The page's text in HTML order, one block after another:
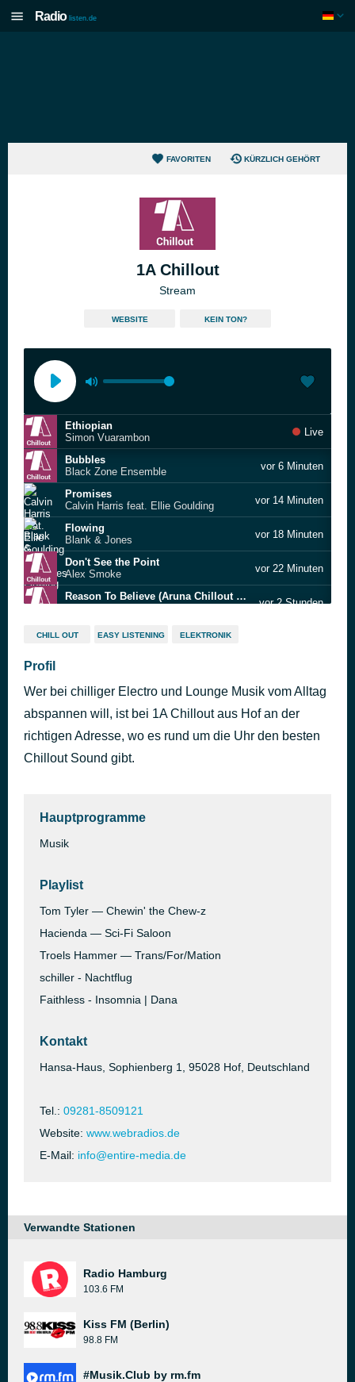
Radio listen.de
FAVORITEN KÜRZLICH GEHÖRT
1A Chillout
Stream
WEBSITE KEIN TON?
Ethiopian
Simon Vuarambon
Live
Bubbles
Black Zone Ensemble
vor 6 Minuten
Promises
Calvin Harris feat. Ellie Goulding
vor 14 Minuten
Flowing
Blank & Jones
vor 18 Minuten
Don't See the Point
Alex Smoke
vor 22 Minuten
Reason To Believe (Aruna Chillout Mix)
vor 2 Stunden
Seta (original mix)
We Are the Mirrors
Anriu
Spying Glass
Massive Attack
vor 4 Stunden
CHILL OUT EASY LISTENING ELEKTRONIK
Profil
Wer bei chilliger Electro und Lounge Musik vom Alltag
abspannen will, ist bei 1A Chillout aus Hof an der
richtigen Adresse, wo es rund um die Uhr den besten
Chillout Sound gibt.
Hauptprogramme
Musik
Playlist
Tom Tyler — Chewin' the Chew-z
Hacienda — Sci-Fi Saloon
Troels Hammer — Trans/For/Mation
schiller - Nachtflug
Faithless - Insomnia | Dana
Kontakt
Hansa-Haus, Sophienberg 1, 95028 Hof, Deutschland
Tel.: 09281-8509121
Website: www.webradios.de
E-Mail: info@entire-media.de
Verwandte Stationen
Radio Hamburg
103.6 FM
Kiss FM (Berlin)
98.8 FM
#Musik.Club by rm.fm